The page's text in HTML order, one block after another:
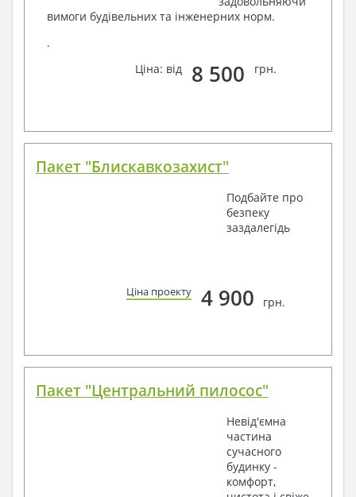
вимоги будівельних та інженерних норм.
.
Ціна: від
8 500 грн.
Пакет "Блискавкозахист"
Подбайте про
безпеку
заздалегідь
Ціна проекту 4 900 грн.
Пакет "Центральний пилосос"
Невід'ємна
частина
сучасного
будинку -
комфорт,